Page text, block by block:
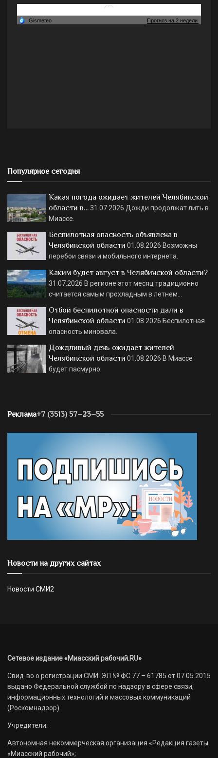
Популярное сегодня
Какая погода ожидает жителей Челябинской
области в…31.07.2026 Дожди продолжат лить в
Миассе.
Беспилотная опасность объявлена в
Челябинской области 01.08.2026 Возможны
перебои связи и мобильного интернета.
Каким будет август в Челябинской области?
31.07.2026 В регионе этот месяц традиционно
считается самым прохладным в летнем…
Отбой беспилотной опасности дали в
Челябинской области 01.08.2026 Беспилотная
опасность миновала.
Дождливый день ожидает жителей
Челябинской области 01.08.2026 В Миассе
будет пасмурно.
Реклама+7 (3513) 57–23–55
Новости на других сайтах
Новости СМИ2
Сетевое издание «Миасский рабочий.RU»
Свид-во о регистрации СМИ: ЭЛ № ФС 77 – 61785 от 07.05.2015
выдано Федеральной службой по надзору в сфере связи,
информационных технологий и массовых коммуникаций
(Роскомнадзор)
Учредители:
Автономная некоммерческая организация «Редакция газеты
«Миасский рабочий»;